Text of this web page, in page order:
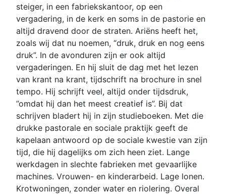
steiger, in een fabriekskantoor, op een
vergadering, in de kerk en soms in de pastorie en
altijd dravend door de straten. Ariëns heeft het,
zoals wij dat nu noemen, “druk, druk en nog eens
druk”. In de avonduren zijn er ook altijd
vergaderingen. En hij sluit de dag met het lezen
van krant na krant, tijdschrift na brochure in snel
tempo. Hij schrijft veel, altijd onder tijdsdruk,
”omdat hij dan het meest creatief is”. Bij dat
schrijven bladert hij in zijn studieboeken. Met die
drukke pastorale en sociale praktijk geeft de
kapelaan antwoord op de sociale kwestie van zijn
tijd, die hij dagelijks om zich heen ziet. Lange
werkdagen in slechte fabrieken met gevaarlijke
machines. Vrouwen- en kinderarbeid. Lage lonen.
Krotwoningen, zonder water en riolering. Overal